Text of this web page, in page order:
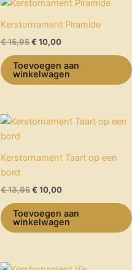
Kerstornament Piramide
€15,95
was:
€ 15,95.
€ 10,00
is:
€ 10,00.
Toevoegen aan
winkelwagen
Kerstornament Taart op een
bord
€13,95
Oorspronkelijke
€ 10,00
Huidige
Toevoegen aan
winkelwagen
Oorspronkelijke
Huidige